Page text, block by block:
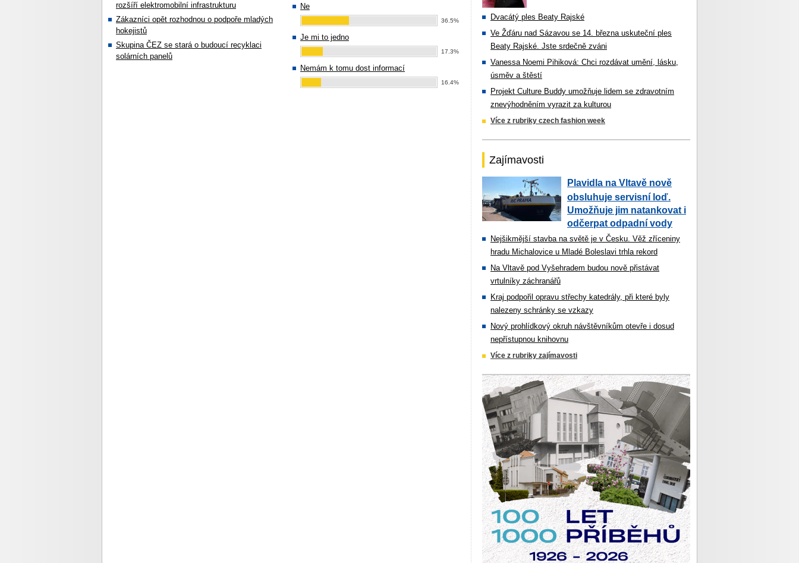
rozšíří elektromobilní infrastrukturu
Zákazníci opět rozhodnou o podpoře mladých
hokejistů
Skupina ČEZ se stará o budoucí recyklaci
solárních panelů
Ne
36.5%
Je mi to jedno
17.3%
Nemám k tomu dost informací
16.4%
Dvacátý ples Beaty Rajské
Ve Žďáru nad Sázavou se 14. března uskuteční ples
Beaty Rajské. Jste srdečně zváni
Vanessa Noemi Pihiková: Chci rozdávat umění, lásku,
úsměv a štěstí
Projekt Culture Buddy umožňuje lidem se zdravotním
znevýhodněním vyrazit za kulturou
Více z rubriky czech fashion week
Zajímavosti
Plavidla na Vltavě nově
obsluhuje servisní loď.
Umožňuje jim natankovat i
odčerpat odpadní vody
Nejšikmější stavba na světě je v Česku. Věž zříceniny
hradu Michalovice u Mladé Boleslavi trhla rekord
Na Vltavě pod Vyšehradem budou nově přistávat
vrtulníky záchranářů
Kraj podpořil opravu střechy katedrály, při které byly
nalezeny schránky se vzkazy
Nový prohlídkový okruh návštěvníkům otevře i dosud
nepřístupnou knihovnu
Více z rubriky zajímavosti